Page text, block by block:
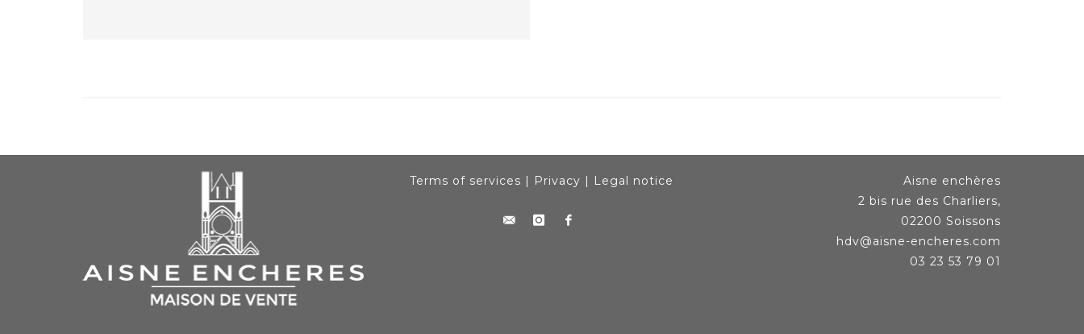
Terms of services | Privacy | Legal notice
Aisne enchères
2 bis rue des Charliers,
02200 Soissons
hdv@aisne-encheres.com
03 23 53 79 01